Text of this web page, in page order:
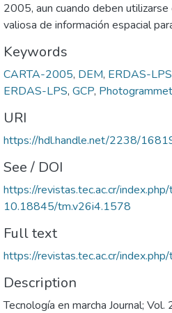
2005, aun cuando deben
valiosa de información espacial
Keywords
CARTA-2005, DEM, ERDAS-LPS
ERDAS-LPS, GCP,
URI
https://hdl.handle.net/2238/
See / DOI
https://revistas.tec.ac.cr/
10.18845/tm.v26i4.1578
Full text
https://revistas.tec.ac.cr/
Description
Tecnología en marcha Journal;